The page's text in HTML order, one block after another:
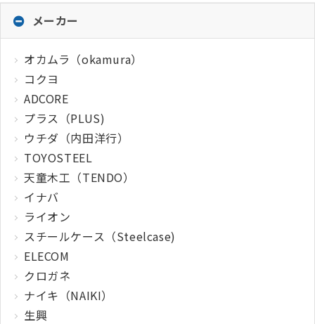
メーカー
オカムラ（okamura）
コクヨ
ADCORE
プラス（PLUS)
ウチダ（内田洋行）
TOYOSTEEL
天童木工（TENDO）
イナバ
ライオン
スチールケース（Steelcase)
ELECOM
クロガネ
ナイキ（NAIKI）
生興